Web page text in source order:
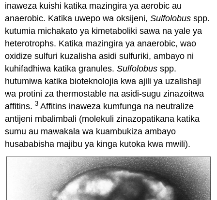
inaweza kuishi katika mazingira ya aerobic au
anaerobic. Katika uwepo wa oksijeni,Sulfolobus spp.
kutumia michakato ya kimetaboliki sawa na yale ya
heterotrophs. Katika mazingira ya anaerobic, wao
oxidize sulfuri kuzalisha asidi sulfuriki, ambayo ni
kuhifadhiwa katika granules.Sulfolobus spp.
hutumiwa katika bioteknolojia kwa ajili ya uzalishaji
wa protini za thermostable na asidi-sugu zinazoitwa
affitins.3 Affitins inaweza kumfunga na neutralize
antijeni mbalimbali (molekuli zinazopatikana katika
sumu au mawakala wa kuambukiza ambayo
husababisha majibu ya kinga kutoka kwa mwili).